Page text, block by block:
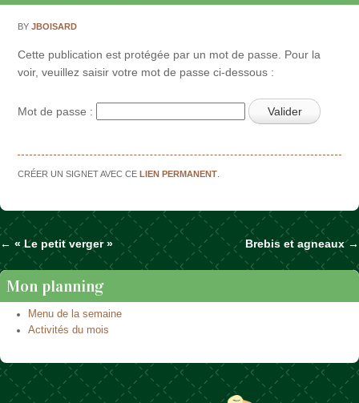
BYJBOISARD
Cette publication est protégée par un mot de passe. Pour la
voir, veuillez saisir votre mot de passe ci-dessous :
Mot de passe :
CRÉER UN SIGNET AVEC CELIEN PERMANENT
Naviguer dans les articles
←« Le petit verger » Brebis et agneaux→
Mon planning
Menu de la semaine
Activités du mois